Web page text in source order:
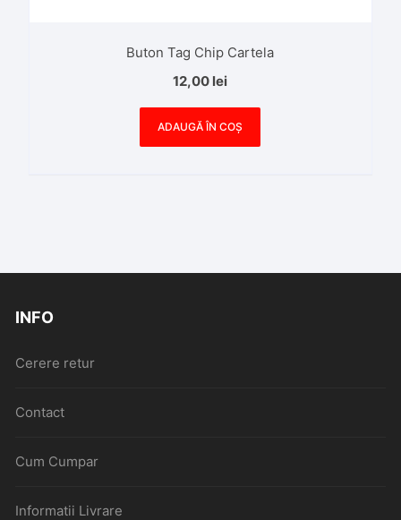
Buton Tag Chip Cartela
12,00 lei
ADAUGĂ ÎN COȘ
INFO
Cerere retur
Contact
Cum Cumpar
Informatii Livrare